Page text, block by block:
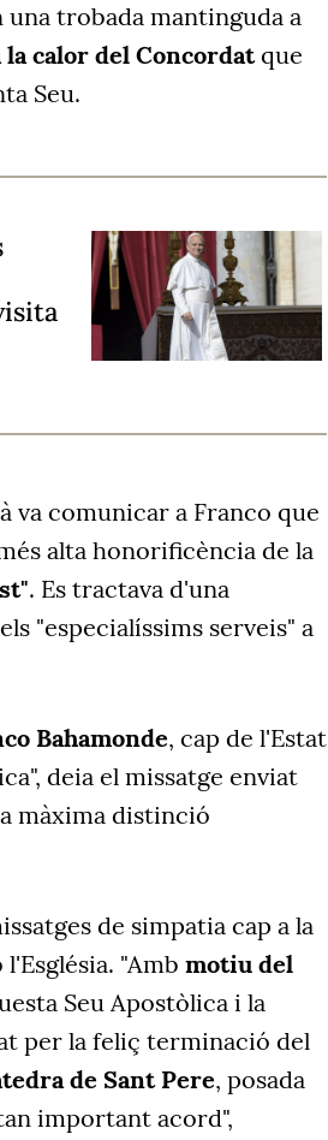
una trobada mantinguda a
la calor del Concordatque
Seu.
va comunicar a Franco que
alta honorificència de la
. Es tractava d'una
"especialíssims serveis" a
Bahamonde, cap de l'Estat
deia el missatge enviat
màxima distinció
de simpatia cap a la
"Amb motiu del
Seu Apostòlica i la
per la feliç terminació del
de Sant Pere, posada
important acord",